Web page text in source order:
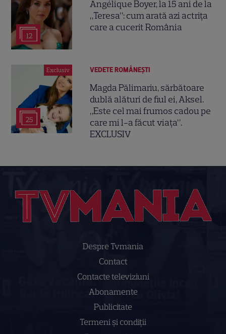
12
Angélique Boyer, la 15 ani de la
„Teresa”: cum arată azi actrița
care a cucerit România
Exclusiv
25
VEDETE ROMÂNEŞTI
Magda Pălimariu, sărbătoare
dublă alături de fiul ei, Aksel.
„Este cel mai frumos cadou pe
care mi l-a făcut viața”.
EXCLUSIV
Despre Tvmania
Contact
Contacte televiziuni
Abonamente
Publicitate
Termeni și condiții